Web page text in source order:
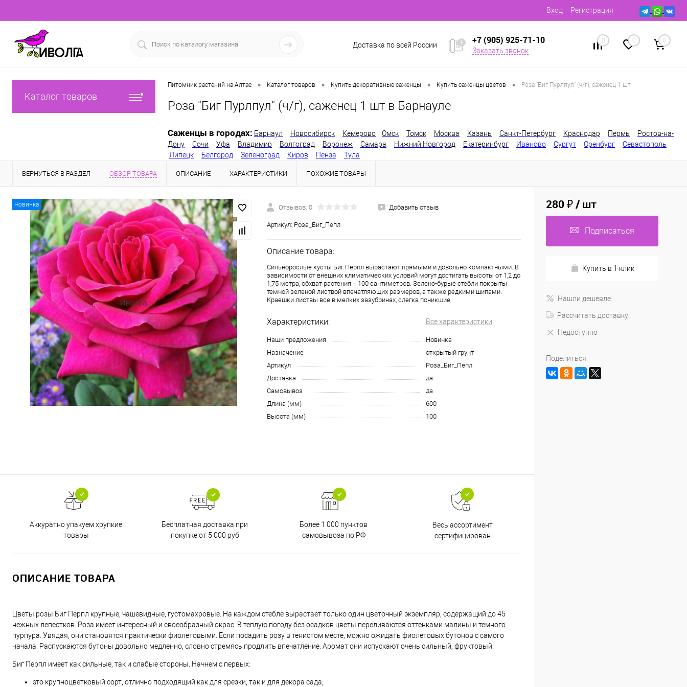
Вход Регистрация
Доставка по всей России +7 (905) 925-71-10
Заказать звонок
0 0 0
Каталог товаров
Питомник растений на Алтае • Каталог товаров • Купить декоративные саженцы • Купить саженцы цветов • Роза "Биг Пурлпул" (ч/г), саженец 1 шт
Роза "Биг Пурлпул" (ч/г), саженец 1 шт в Барнауле
Саженцы в городах: Барнаул Новосибирск Кемерово Омск Томск Москва Казань Санкт-Петербург Краснодар Пермь
Ростов-на-
Дону
Сочи Уфа Владимир Волгоград Воронеж Самара Нижний Новгород Екатеринбург Иваново Сургут Оренбург
Севастополь
Липецк
Белгород Зеленоград Киров Пенза Тула
ВЕРНУТЬСЯ В РАЗДЕЛ ОБЗОР ТОВАРА ОПИСАНИЕ ХАРАКТЕРИСТИКИ ПОХОЖИЕ ТОВАРЫ
Новинка Отзывов: 0 Добавить отзыв
Артикул: Роза_Биг_Пепл
Описание товара:
Сильнорослые кусты Биг Перпл вырастают прямыми и довольно компактными. В
зависимости от внешних климатических условий могут достигать высоты от 1,2 до
1,75 метра, обхват растения – 100 сантиметров. Зелено-бурые стебли покрыты
темной зеленой листвой впечатляющих размеров, а также редкими шипами.
Краешки листвы все в мелких зазубринах, слегка поникшие.
Характеристики: Все характеристики
Наши предложения
Новинка
Назначение
открытый грунт
Артикул
Роза_Биг_Пепл
Доставка
да
Самовывоз
да
Длина (мм)
600
Высота (мм)
100
Аккуратно упакуем хрупкие
товары
Бесплатная доставка при
покупке от 5 000 руб
Более 1 000 пунктов
самовывоза по РФ
Весь ассортимент
сертифицирован
ОПИСАНИЕ ТОВАРА
Цветы розы Биг Перпл крупные, чашевидные, густомахровые. На каждом стебле вырастает только один цветочный экземпляр, содержащий до 45
нежных лепестков. Роза имеет интересный и своеобразный окрас. В теплую погоду без осадков цветы переливаются оттенками малины и темного
пурпура. Увядая, они становятся практически фиолетовыми. Если посадить розу в тенистом месте, можно ожидать фиолетовых бутонов с самого
начала. Распускаются бутоны довольно медленно, словно стремясь продлить впечатление. Аромат они испускают очень сильный, фруктовый.
Биг Перпл имеет как сильные, так и слабые стороны. Начнем с первых:
это крупноцветковый сорт, отлично подходящий как для срезки, так и для декора сада;
280 ₽/ шт
Подписаться
Купить в 1 клик
Нашли дешевле
Рассчитать доставку
Недоступно
Поделиться